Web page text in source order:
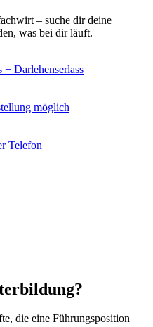
– suche dir deine
was bei dir läuft.
Darlehenserlass
möglich
Telefon
die eine Führungsposition